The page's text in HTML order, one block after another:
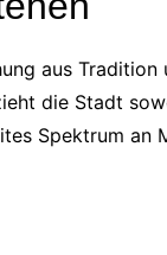
aus Tradition
die Stadt
Spektrum an